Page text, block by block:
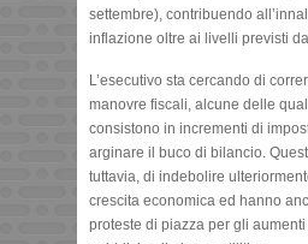
settembre), contribuendo
inflazione oltre ai livelli previsti
L’esecutivo sta cercando di
manovre fiscali, alcune delle
consistono in incrementi di
arginare il buco di bilancio.
tuttavia, di indebolire
crescita economica ed hanno
proteste di piazza per gli